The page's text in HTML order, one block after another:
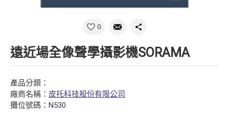
0
遠近場全像聲學攝影機SORAMA
產品分類：
廠商名稱： 皮托科技股份有限公司
攤位號碼：N530